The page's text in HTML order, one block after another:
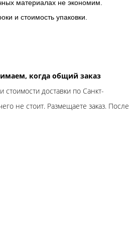
материалах не экономим.
и стоимость упаковки.
когда общий заказ
стоимости доставки по Санкт-
не стоит. Размещаете заказ. После